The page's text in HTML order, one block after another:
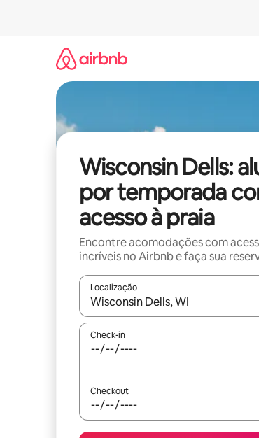
Wisconsin Dells:
por temporada
acesso à praia
Encontre acomodações com
incríveis no Airbnb e faça sua
Localização
Quando os resultados estiverem
Check-in
Checkout